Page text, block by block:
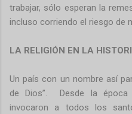
trabajar, sólo esperan la
incluso corriendo el riesgo de
LA RELIGIÓN EN LA
Un país con un nombre así
de Dios”. Desde la
invocaron a todos los